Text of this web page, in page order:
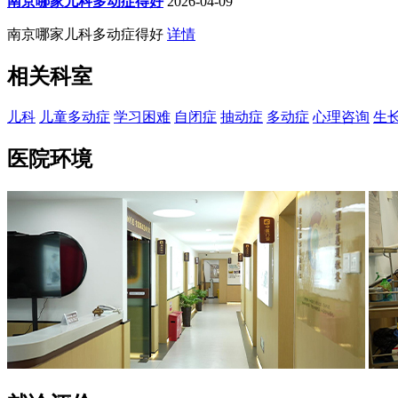
南京哪家儿科多动症得好 详情
相关科室
儿科 儿童多动症 学习困难 自闭症 抽动症 多动症 心理咨询 生
医院环境